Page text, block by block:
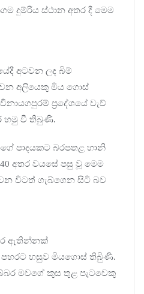
දුම්රිය ස්ථාන අතර දී මෙම
අටවන ලද බිම්
අලියෙකු මිය ගොස්
ප්‍රදේශයේ වැව්
හමු වී තිබුණි.
පාදයකට බරපතළ හානි
අතර වයසේ පසු වූ මෙම
විටත් ගැබ්ගෙන සිටි බව
ඇතින්නක්
හසුව මියගොස් තිබිුණි.
මවගේ කුස තුළ පැටවෙකු